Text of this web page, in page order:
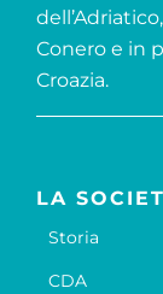
Conero e in
Croazia.
LA
Storia
CDA